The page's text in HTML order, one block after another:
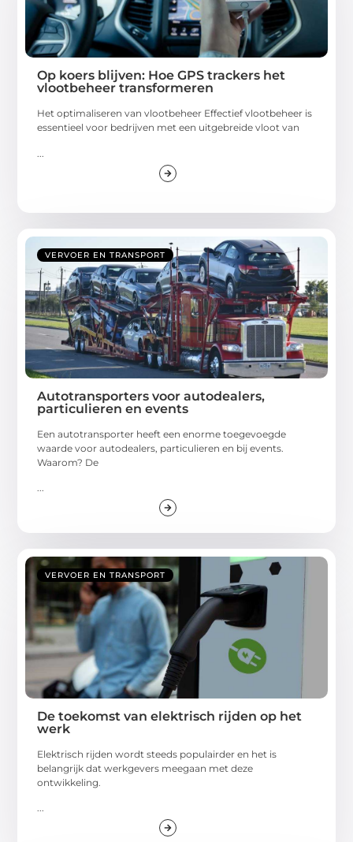
Op koers blijven: Hoe GPS trackers het
vlootbeheer transformeren
Het optimaliseren van vlootbeheer Effectief vlootbeheer is
essentieel voor bedrijven met een uitgebreide vloot van
VERVOER EN TRANSPORT
Autotransporters voor autodealers,
particulieren en events
Een autotransporter heeft een enorme toegevoegde
waarde voor autodealers, particulieren en bij events.
Waarom? De
...
VERVOER EN TRANSPORT
De toekomst van elektrisch rijden op het
werk
Elektrisch rijden wordt steeds populairder en het is
belangrijk dat werkgevers meegaan met deze
ontwikkeling.
...